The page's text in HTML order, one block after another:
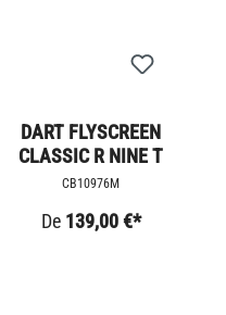
DART FLYSCREEN
CLASSIC R NINE T
CB10976M
De 139,00 €*